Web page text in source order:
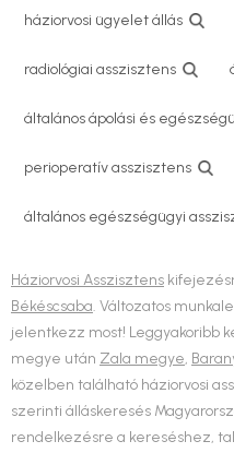
háziorvosi ügyelet állás
radiológiai asszisztens
általános ápolási és
perioperatív asszisztens
általános egészségügyi
Háziorvosi Asszisztens
Békéscsaba. Változatos
jelentkezz most! Leggyakoribb
megye után Zala megye,
közelben található háziorvosi
szerinti álláskeresés
rendelkezésre a kereséshez,